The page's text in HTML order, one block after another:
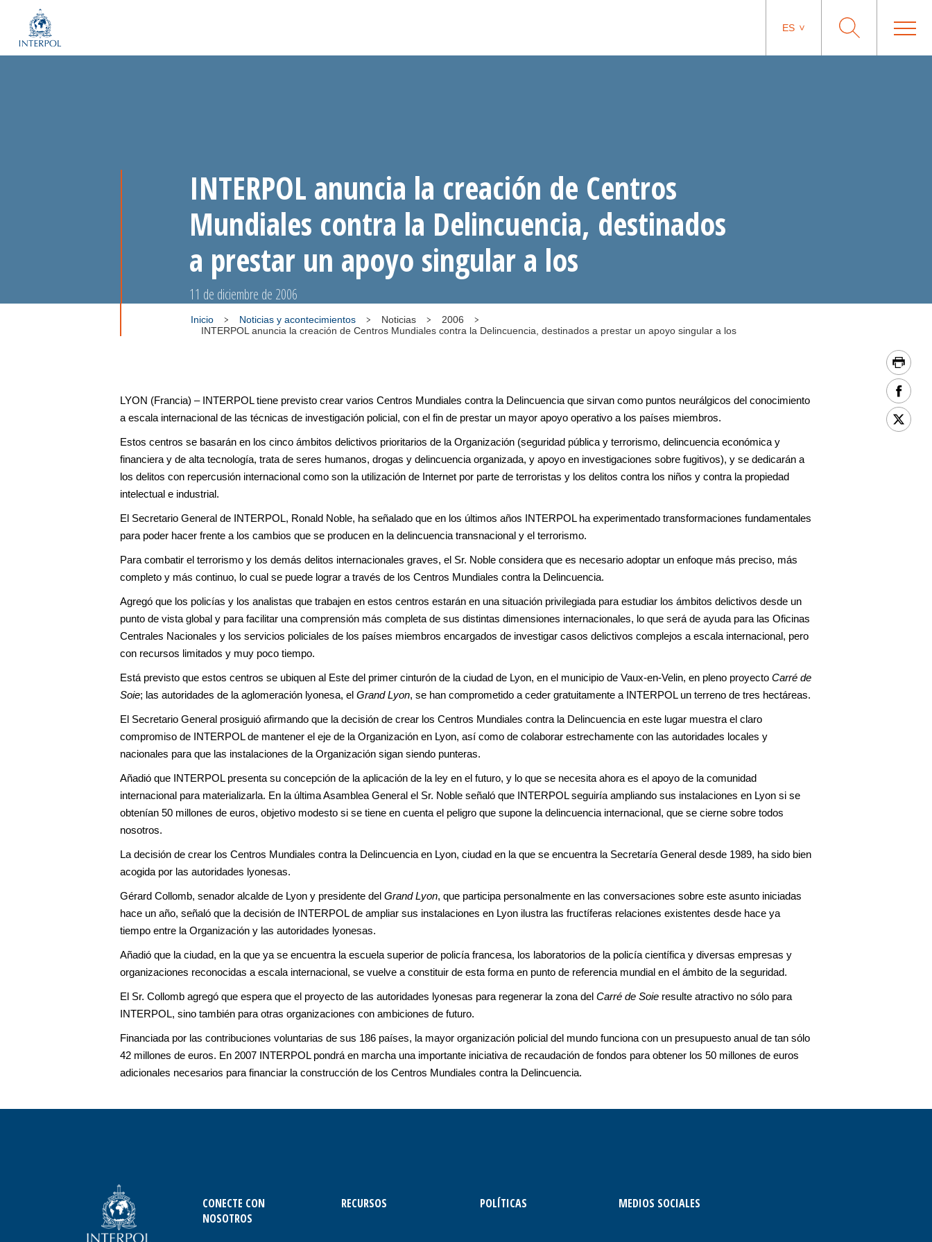
ES
INTERPOL anuncia la creación de Centros
Mundiales contra la Delincuencia, destinados
a prestar un apoyo singular a los
11 de diciembre de 2006
Inicio Noticias y acontecimientos Noticias
2006
INTERPOL anuncia la creación de Centros Mundiales contra la Delincuencia, destinados a prestar un apoyo singular a los
LYON (Francia) – INTERPOL tiene previsto crear varios Centros Mundiales contra la Delincuencia que sirvan como puntos neurálgicos del conocimiento
a escala internacional de las técnicas de investigación policial, con el fin de prestar un mayor apoyo operativo a los países miembros.
Estos centros se basarán en los cinco ámbitos delictivos prioritarios de la Organización (seguridad pública y terrorismo, delincuencia económica y
financiera y de alta tecnología, trata de seres humanos, drogas y delincuencia organizada, y apoyo en investigaciones sobre fugitivos), y se dedicarán a
los delitos con repercusión internacional como son la utilización de Internet por parte de terroristas y los delitos contra los niños y contra la propiedad
intelectual e industrial.
El Secretario General de INTERPOL, Ronald Noble, ha señalado que en los últimos años INTERPOL ha experimentado transformaciones fundamentales
para poder hacer frente a los cambios que se producen en la delincuencia transnacional y el terrorismo.
Para combatir el terrorismo y los demás delitos internacionales graves, el Sr. Noble considera que es necesario adoptar un enfoque más preciso, más
completo y más continuo, lo cual se puede lograr a través de los Centros Mundiales contra la Delincuencia.
Agregó que los policías y los analistas que trabajen en estos centros estarán en una situación privilegiada para estudiar los ámbitos delictivos desde un
punto de vista global y para facilitar una comprensión más completa de sus distintas dimensiones internacionales, lo que será de ayuda para las Oficinas
Centrales Nacionales y los servicios policiales de los países miembros encargados de investigar casos delictivos complejos a escala internacional, pero
con recursos limitados y muy poco tiempo.
Está previsto que estos centros se ubiquen al Este del primer cinturón de la ciudad de Lyon, en el municipio de Vaux-en-Velin, en pleno proyecto Carré de
Soie; las autoridades de la aglomeración lyonesa, el Grand Lyon, se han comprometido a ceder gratuitamente a INTERPOL un terreno de tres hectáreas.
El Secretario General prosiguió afirmando que la decisión de crear los Centros Mundiales contra la Delincuencia en este lugar muestra el claro
compromiso de INTERPOL de mantener el eje de la Organización en Lyon, así como de colaborar estrechamente con las autoridades locales y
nacionales para que las instalaciones de la Organización sigan siendo punteras.
Añadió que INTERPOL presenta su concepción de la aplicación de la ley en el futuro, y lo que se necesita ahora es el apoyo de la comunidad
internacional para materializarla. En la última Asamblea General el Sr. Noble señaló que INTERPOL seguiría ampliando sus instalaciones en Lyon si se
obtenían 50 millones de euros, objetivo modesto si se tiene en cuenta el peligro que supone la delincuencia internacional, que se cierne sobre todos
nosotros.
La decisión de crear los Centros Mundiales contra la Delincuencia en Lyon, ciudad en la que se encuentra la Secretaría General desde 1989, ha sido bien
acogida por las autoridades lyonesas.
Gérard Collomb, senador alcalde de Lyon y presidente del Grand Lyon, que participa personalmente en las conversaciones sobre este asunto iniciadas
hace un año, señaló que la decisión de INTERPOL de ampliar sus instalaciones en Lyon ilustra las fructíferas relaciones existentes desde hace ya
tiempo entre la Organización y las autoridades lyonesas.
Añadió que la ciudad, en la que ya se encuentra la escuela superior de policía francesa, los laboratorios de la policía científica y diversas empresas y
organizaciones reconocidas a escala internacional, se vuelve a constituir de esta forma en punto de referencia mundial en el ámbito de la seguridad.
El Sr. Collomb agregó que espera que el proyecto de las autoridades lyonesas para regenerar la zona del Carré de Soie resulte atractivo no sólo para
INTERPOL, sino también para otras organizaciones con ambiciones de futuro.
Financiada por las contribuciones voluntarias de sus 186 países, la mayor organización policial del mundo funciona con un presupuesto anual de tan sólo
42 millones de euros. En 2007 INTERPOL pondrá en marcha una importante iniciativa de recaudación de fondos para obtener los 50 millones de euros
adicionales necesarios para financiar la construcción de los Centros Mundiales contra la Delincuencia.
CONECTE CON
NOSOTROS
RECURSOS POLÍTICAS MEDIOS SOCIALES